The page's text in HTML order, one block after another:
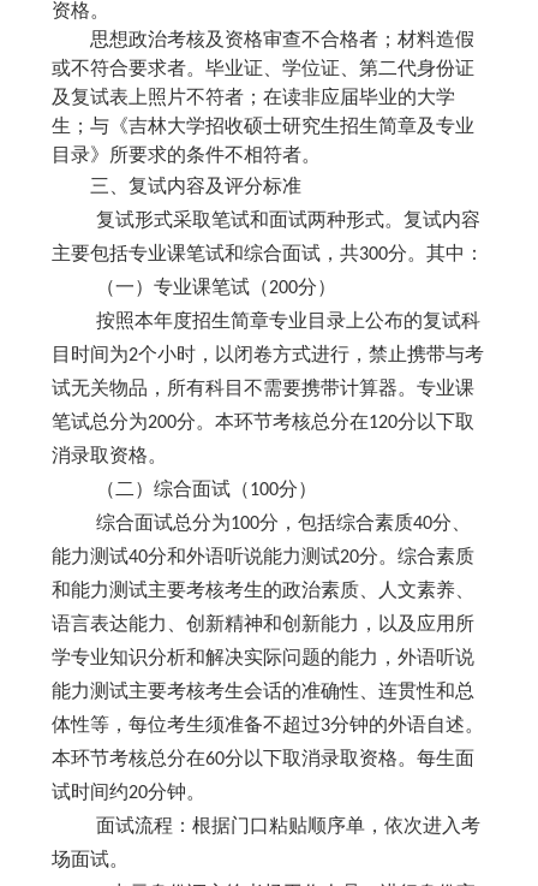
资格。
思想政治考核及资格审查不合格者；材料造假
或不符合要求者。毕业证、学位证、第二代身份证
及复试表上照片不符者；在读非应届毕业的大学
生；与《吉林大学招收硕士研究生招生简章及专业
目录》所要求的条件不相符者。
三、复试内容及评分标准
复试形式采取笔试和面试两种形式。复试内容
主要包括专业课笔试和综合面试，共300分。其中：
（一）专业课笔试（200分）
按照本年度招生简章专业目录上公布的复试科
目时间为2个小时，以闭卷方式进行，禁止携带与考
试无关物品，所有科目不需要携带计算器。专业课
笔试总分为200分。本环节考核总分在120分以下取
消录取资格。
（二）综合面试（ 100分）
综合面试总分为100分，包括综合素质40分、
能力测试40分和外语听说能力测试20分。综合素质
和能力测试主要考核考生的政治素质、人文素养、
语言表达能力、创新精神和创新能力，以及应用所
学专业知识分析和解决实际问题的能力，外语听说
能力测试主要考核考生会话的准确性、连贯性和总
体性等，每位考生须准备不超过3分钟的外语自述。
本环节考核总分在60分以下取消录取资格。每生面
试时间约20分钟。
面试流程：根据门口粘贴顺序单，依次进入考
场面试。